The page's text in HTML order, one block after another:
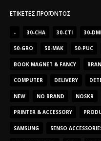
ΕΤΙΚΈΤΕΣ ΠΡΟΪΌΝΤΟΣ
- 30-CHA 30-CTI 30-
50-GRO 50-MAK 50-PUC
BOOK MAGNET & FANCY
COMPUTER DELIVERY
NEW NO BRAND NOSKR
PRINTER & ACCESSORY
SAMSUNG SENSO